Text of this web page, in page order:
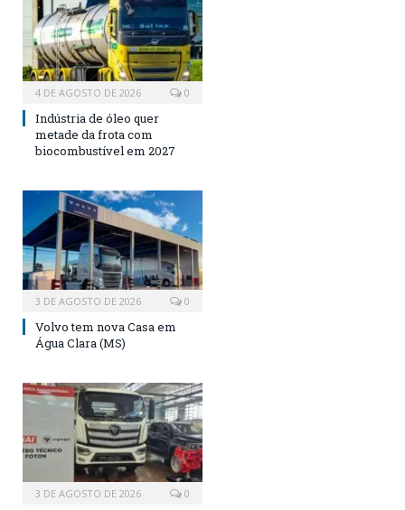
4 DE AGOSTO DE 2026 0
Indústria de óleo quer
metade da frota com
biocombustível em 2027
3 DE AGOSTO DE 2026 0
Volvo tem nova Casa em
Água Clara (MS)
3 DE AGOSTO DE 2026 0